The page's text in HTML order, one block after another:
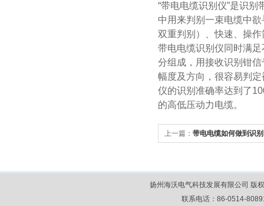
“带电电缆识别仪”是识
中用来判别一束电缆中
双重判别）、快速、操
带电电缆识别仪同时满
分组成，用接收识别钳
幅度及方向，很容易判
仪的识别准确率达到了
的高低压动力电缆。
上一篇： 带电电缆如何做到识
扬州海沃电气科技发展有限公司 版
联系电话：86-0514-